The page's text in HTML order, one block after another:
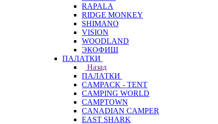
RAPALA
RIDGE MONKEY
SHIMANO
VISION
WOODLAND
ЭКОФИШ
ПАЛАТКИ
Назад
ПАЛАТКИ
CAMPACK - TENT
CAMPING WORLD
CAMPTOWN
CANADIAN CAMPER
EAST SHARK